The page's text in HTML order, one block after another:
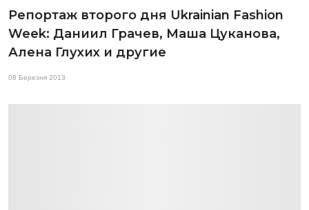
Репортаж второго дня Ukrainian Fashion
Week: Даниил Грачев, Маша Цуканова,
Алена Глухих и другие
08 Березня 2013